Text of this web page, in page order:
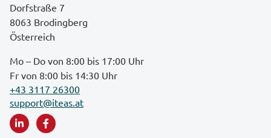
Dorfstraße 7
8063 Brodingberg
Österreich
Mo – Do von 8:00 bis 17:00 Uhr
Fr von 8:00 bis 14:30 Uhr
+43 3117 26300
support@iteas.at